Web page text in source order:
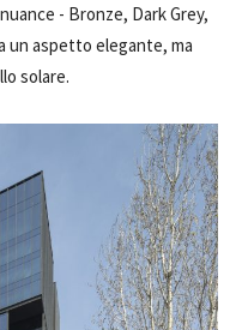
- Bronze, Dark Grey,
un aspetto elegante, ma
solare.